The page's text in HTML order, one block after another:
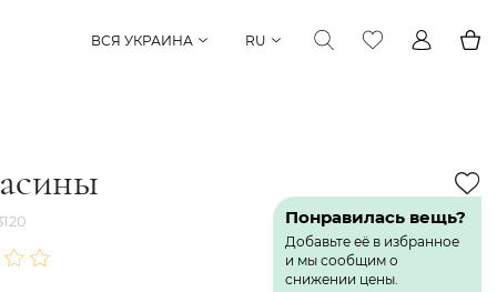
ВСЯ УКРАИНА RU
Понравилась вещь?
Добавьте её в избранное
и мы сообщим о
снижении цены.